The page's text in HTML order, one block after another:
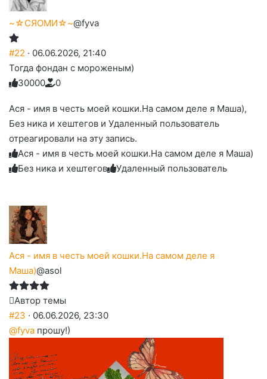
~☆СЯОМИ☆~@fyva
#22 · 06.06.2026, 21:40
Тогда фондан с мороженым)
Голосуйте
вверх.
3
Нажмите
реакцию:
0
Нажмите
реакцию:
до
слез
0
Нажмите
реакцию:
0
Нажмите
реакцию:
0
Нажмите
благодарю
0
Ася - имя в честь моей кошки.На самом деле я Маша),
Без ника и хештегов и Удаленный пользователь
отреагировали на эту запись.
Ася - имя в честь моей кошки.На самом деле я Маша)
Без ника и хештегов
Удаленный пользователь
Ася - имя в честь моей кошки.На самом деле я
Маша)@asol
Автор темы
#23 · 06.06.2026, 23:30
@fyva прошу!)